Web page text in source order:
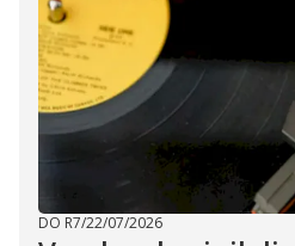
DO R7/22/07/2026